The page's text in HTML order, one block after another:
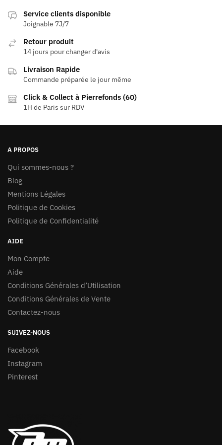
variations.
Les
peuvent
choisies
la
page
sur
la
Service clients disponible
Joignable 7J/7
Retour produit
14 jours pour changer d'avis
Livraison Rapide
Commande préparée le jour même
Click & Collect à Pierrefonds (60)
1H de Paris sur RDV
A PROPOS
Qui sommes-nous ?
Blog
Mentions Légales
Politique de Cookies
Politique de Confidentialité
AIDE
Mon Compte
Aide
Conditions Générales d’Utilisation
Conditions Générales de Vente
Contactez-nous
SUIVEZ-NOUS
Facebook
Instagram
Pinterest